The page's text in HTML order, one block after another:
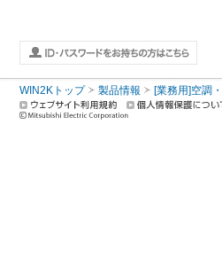
WIN2Kトップ 製品情報 [業務用]空調